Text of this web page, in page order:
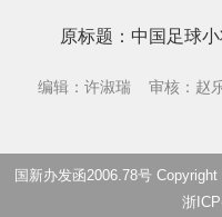
原标题：中国足球
编辑：许淑瑞 审核：赵
国新办发函2006.78号
浙